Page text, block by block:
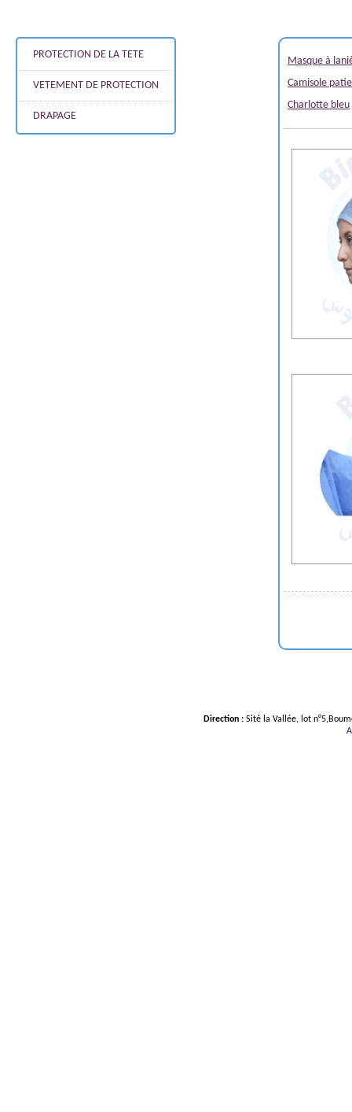
PROTECTION DE LA TETE
VETEMENT DE PROTECTION
DRAPAGE
Masque à
Camisole
Charlotte bleu
Direction : Sité la Vallée, lot